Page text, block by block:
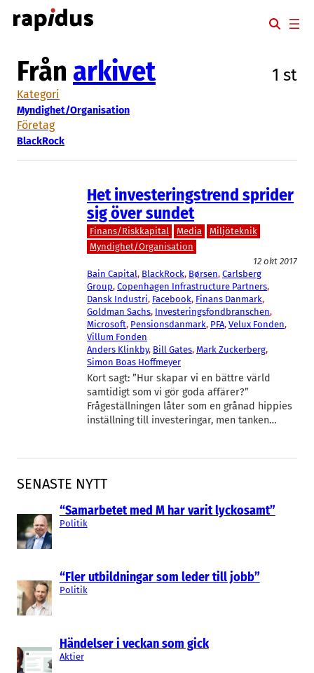
Hoppa
till
SENASTE NYTT
“Samarbetet med M har varit lyckosamt”
Politik
“Fler utbildningar som leder till jobb”
Politik
Händelser i veckan som gick
Aktier
Från arkivet 1 st
Kategori
Myndighet/Organisation
Företag
BlackRock
Het investeringstrend sprider
sig över sundet
Finans/Riskkapital Media
Miljöteknik
Myndighet/Organisation
12 okt 2017
Bain Capital, BlackRock, Børsen, Carlsberg
Group, Copenhagen Infrastructure Partners
Dansk Industri, Facebook, Finans Danmark
Goldman Sachs, Investeringsfondbranschen
Microsoft, Pensionsdanmark, PFA, Velux Fonden
Villum Fonden
Anders Klinkby, Bill Gates, Mark Zuckerberg
Simon Boas Hoffmeyer
Kort sagt: ”Hur skapar vi en bättre värld
samtidigt som vi gör goda affärer?”
Frågeställningen låter som en grånad hippies
inställning till investeringar, men tanken…